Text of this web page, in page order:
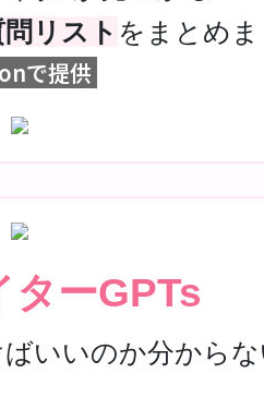
リスト をまとめ
で提供
ターGPTs
いいのか分から